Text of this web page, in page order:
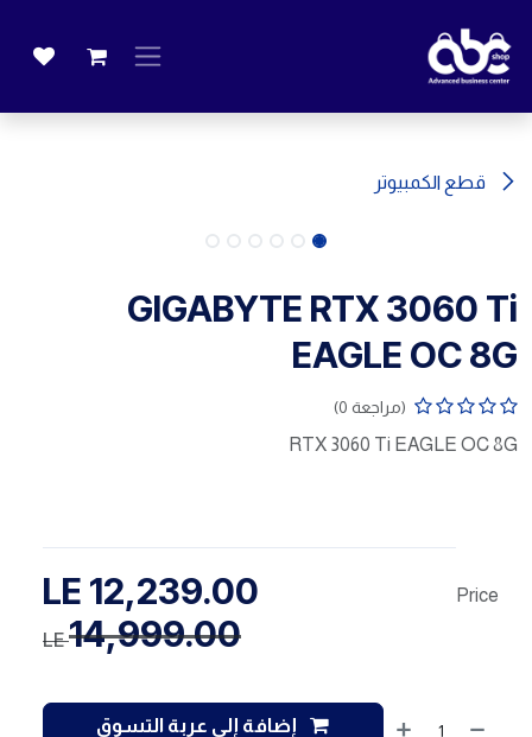
قطع الكمبيوتر
GIGABYTE RTX 3060 Ti
EAGLE OC 8G
(مراجعة 0)
RTX 3060 Ti EAGLE OC 8G
إضافة إلى عربة التسوق
Price
12,239.00
14,999.00
LE